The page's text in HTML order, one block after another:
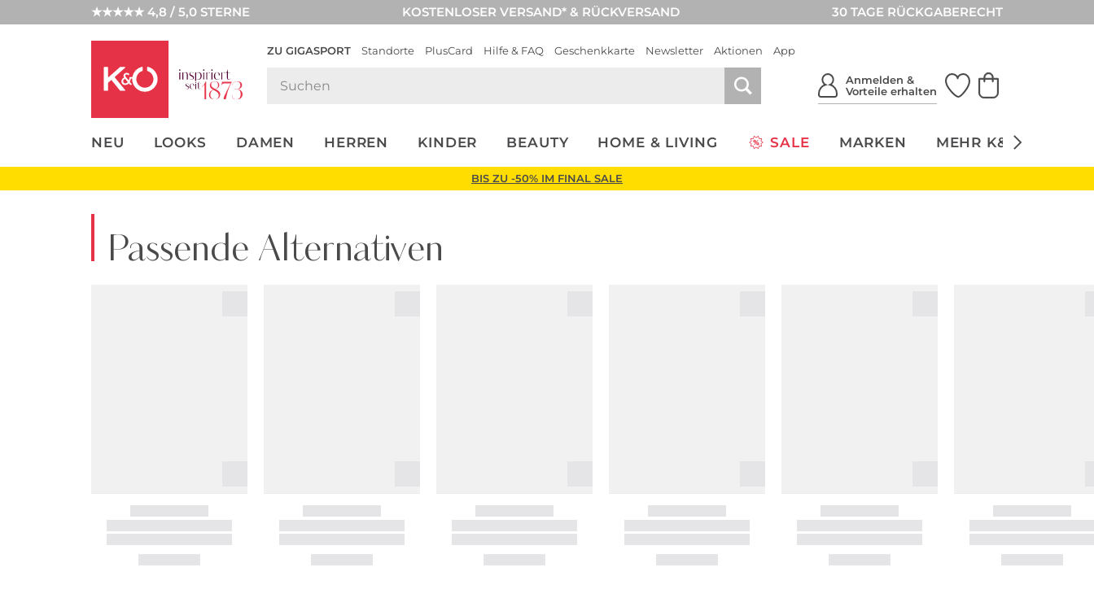
★★★★★ 4,8 / 5,0 STERNE KOSTENLOSER VERSAND* & RÜCKVERSAND 30 TAGE RÜCKGABERECHT
ZU GIGASPORT Standorte PlusCard Hilfe & FAQ Geschenkkarte Newsletter Aktionen App
Anmelden &
Vorteile erhalten
NEU LOOKS DAMEN HERREN KINDER BEAUTY HOME & LIVING SALE MARKEN MEHR K&Ö
UNSERE APP
CLICK &
BIS ZU -50% IM FINAL SALE
Passende Alternativen